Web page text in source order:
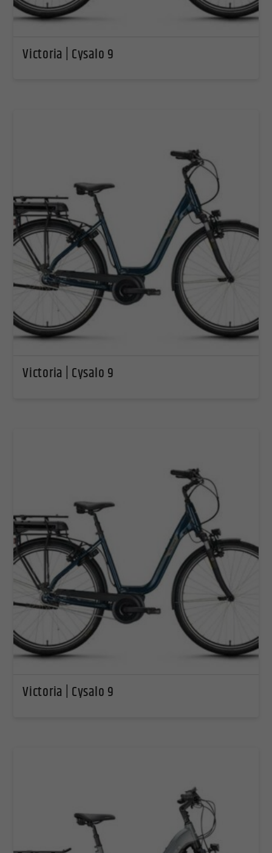
Victoria | Cysalo 9
Victoria | Cysalo 9
Victoria | Cysalo 9